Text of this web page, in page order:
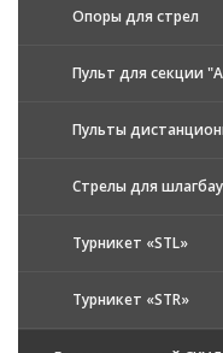
Опоры для стрел
Пульт для секции
Пульты
Стрелы для
Турникет «STL»
Турникет «STR»